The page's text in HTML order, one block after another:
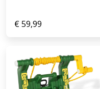
€59,99